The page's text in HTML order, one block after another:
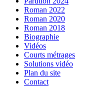
Roman 2022
Roman 2020
Roman 2018
Biographie
Vidéos
Courts métrages
Solutions vidéo
Plan du site
Contact